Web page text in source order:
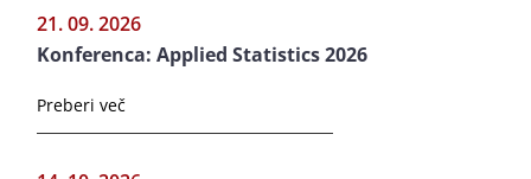
21. 09. 2026
Konferenca: Applied Statistics 2026
Preberi več